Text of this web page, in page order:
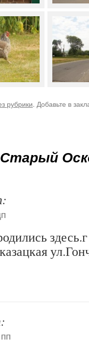
рубрики. Добавьте в
Старый